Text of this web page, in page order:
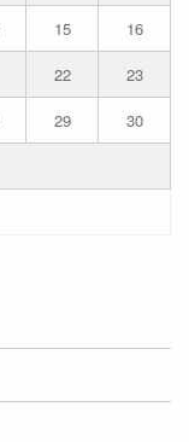
15
16
22
23
29
30